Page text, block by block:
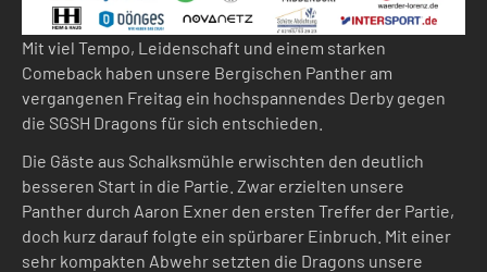
Mit viel Tempo, Leidenschaft und einem starken
Comeback haben unsere Bergischen Panther am
vergangenen Freitag ein hochspannendes Derby gegen
die SGSH Dragons für sich entschieden.
Die Gäste aus Schalksmühle erwischten den deutlich
besseren Start in die Partie. Zwar erzielten unsere
Panther durch Aaron Exner den ersten Treffer der Partie,
doch kurz darauf folgte ein spürbarer Einbruch. Mit einer
sehr kompakten Abwehr setzten die Dragons unsere